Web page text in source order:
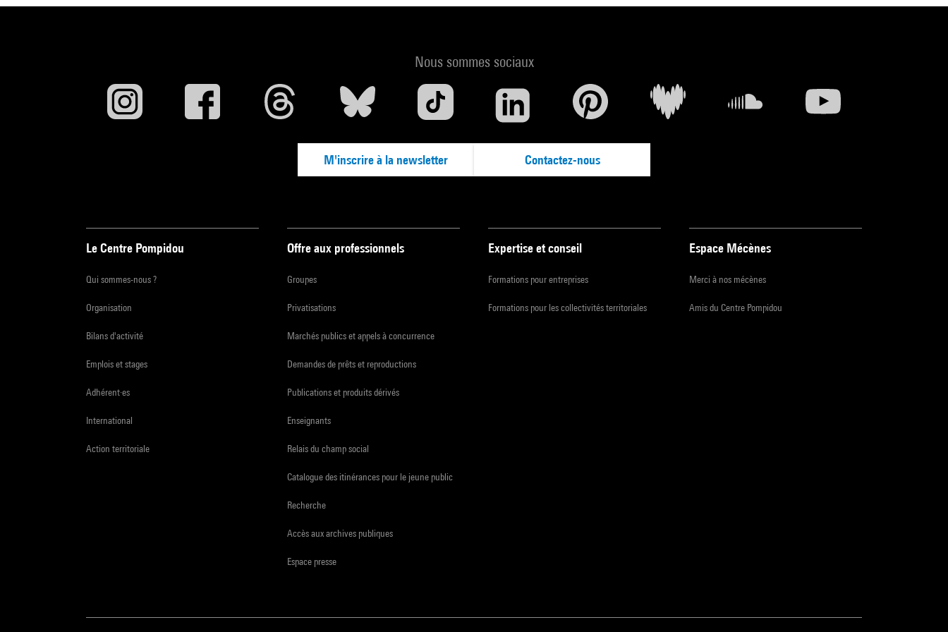
cinématographiques, Aix-Marseille Université)
Plus d’informations sur le colloque
En partenariat avec l'Institut polonais (Paris)
Nous sommes sociaux
M'inscrire à la newsletter Contactez-nous
Le Centre Pompidou
Qui sommes-nous ?
Organisation
Bilans d'activité
Emplois et stages
Adhérent·es
International
Action territoriale
Offre aux professionnels
Groupes
Privatisations
Marchés publics et appels à concurrence
Demandes de prêts et reproductions
Publications et produits dérivés
Enseignants
Relais du champ social
Catalogue des itinérances pour le jeune public
Recherche
Accès aux archives publiques
Espace presse
Expertise et conseil
Formations pour entreprises
Formations pour les collectivités territoriales
Espace Mécènes
Merci à nos mécènes
Amis du Centre Pompidou